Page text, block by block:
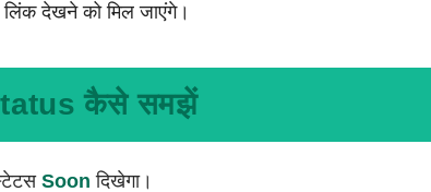
देखने को मिल जाएंगे।
कैसे समझें
Soon दिखेगा।